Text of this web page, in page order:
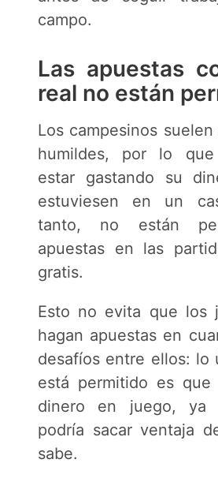
campo.
Las apuestas
real no están
Los campesinos
humildes, por lo
estar gastando su
estuviesen en un
tanto, no están
apuestas en las
gratis.
Esto no evita que los
hagan apuestas en
desafíos entre ellos: lo
está permitido es que
dinero en juego, ya
podría sacar ventaja
sabe.